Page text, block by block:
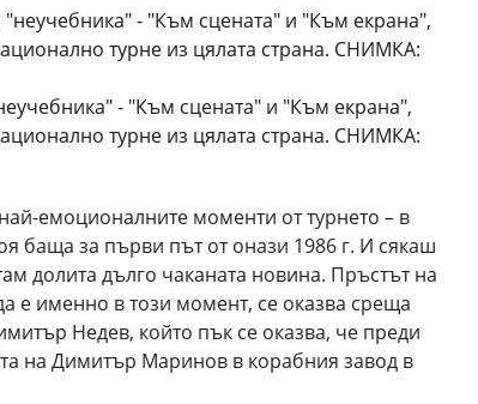
- "Към сцената" и "Към екрана",
турне из цялата страна. СНИМКА:
емоционалните моменти от турнето – в
баща за първи път от онази 1986 г. И сякаш
долита дълго чаканата новина. Пръстът на
е именно в този момент, се оказва среща
Недев, който пък се оказва, че преди
на Димитър Маринов в корабния завод в